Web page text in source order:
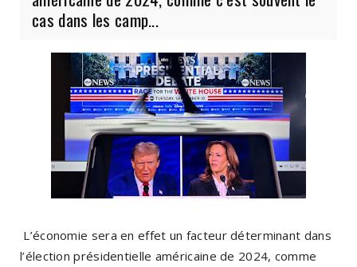
cas dans les camp...
L’économie sera en effet un facteur déterminant dans
l’élection présidentielle américaine de 2024, comme